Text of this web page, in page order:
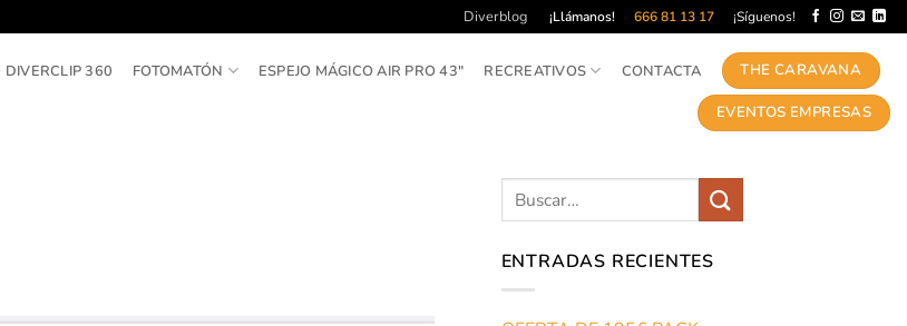
Diverblog ¡Llámanos! 666 81 13 17 ¡Síguenos!
DIVERCLIP 360 FOTOMATÓN ESPEJO MÁGICO AIR PRO 43″ RECREATIVOS CONTACTA THE CARAVANA
EVENTOS EMPRESAS
ENTRADAS RECIENTES